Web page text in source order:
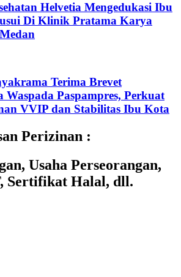
Helvetia Mengedukasi Ibu
Di Klinik Pratama Karya
Terima Brevet
Waspada Paspampres, Perkuat
VVIP dan Stabilitas Ibu Kota
Perizinan :
Usaha Perseorangan,
Sertifikat Halal, dll.